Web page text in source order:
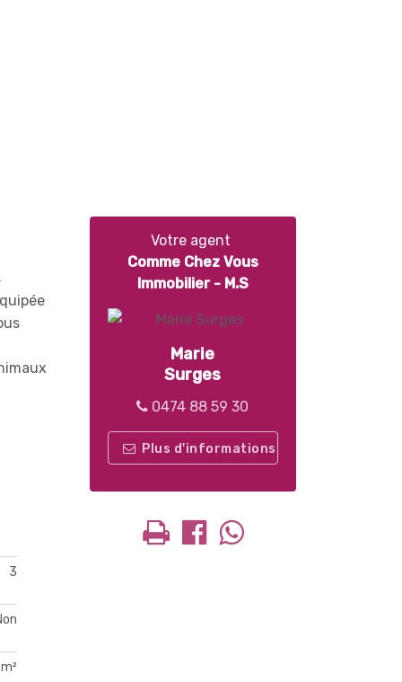
3
Votre agent
Comme Chez Vous
Immobilier - M.S
Marie
Surges
0474 88 59 30
Plus d'informations